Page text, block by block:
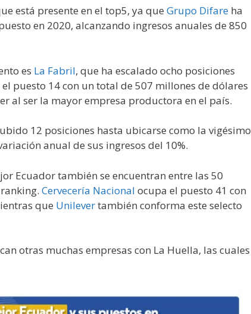
está presente en el top5, ya que Grupo Difare ha
en 2020, alcanzando ingresos anuales de 850
es La Fabril, que ha escalado ocho posiciones
puesto 14 con un total de 507 millones de dólares
al ser la mayor empresa productora en el país.
12 posiciones hasta ubicarse como la vigésimo
anual de sus ingresos del 10%.
Ecuador también se encuentran entre las 50
Cervecería Nacional ocupa el puesto 41 con
que Unilevertambién conforma este selecto
otras muchas empresas con La Huella, las cuales